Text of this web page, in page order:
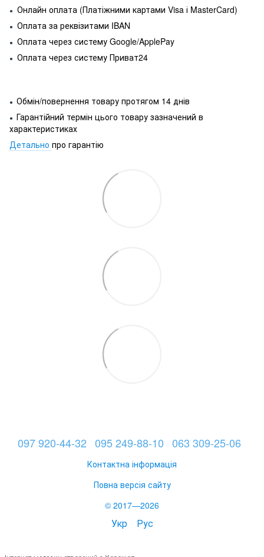
● Онлайн оплата (Платіжними картами Visa і MasterCard)
● Оплата за реквізитами IBAN
● Оплата через систему Google/ApplePay
● Оплата через систему Приват24
● Обмін/повернення товару протягом 14 днів
● Гарантійний термін цього товару зазначений в
характеристиках
Детально про гарантію
097 920-44-32 095 249-88-10 063 309-25-06
Контактна інформація
Повна версія сайту
© 2017—2026
Укр Рус